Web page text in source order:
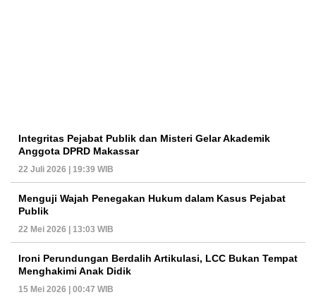
Integritas Pejabat Publik dan Misteri Gelar Akademik
Anggota DPRD Makassar
22 Juli 2026 | 19:39 WIB
Menguji Wajah Penegakan Hukum dalam Kasus Pejabat
Publik
22 Mei 2026 | 13:03 WIB
Ironi Perundungan Berdalih Artikulasi, LCC Bukan Tempat
Menghakimi Anak Didik
15 Mei 2026 | 00:47 WIB